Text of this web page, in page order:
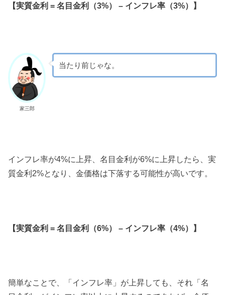
【実質金利 = 名目金利（3%） – インフレ率（3%）】
家三郎
当たり前じゃな。
インフレ率が4%に上昇、名目金利が6%に上昇したら、実
質金利2%となり、金価格は下落する可能性が高いです。
【実質金利 = 名目金利（6%） – インフレ率（4%）】
簡単なことで、「インフレ率」が上昇しても、それ「名